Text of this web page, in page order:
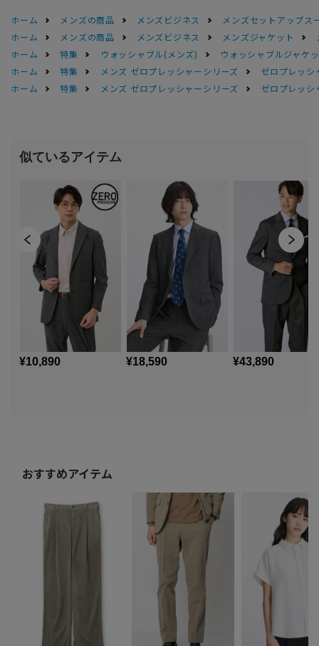
ホーム メンズの商品 メンズビジネス
メンズセットアップス
ホーム
メンズの商品 メンズビジネス メンズジャケット
ホーム
特集 ウォッシャブル(メンズ)
ウォッシャブルジャケ
ホーム
特集 メンズ ゼロプレッシャーシリーズ
ゼロプレッシ
ホーム
特集 メンズ ゼロプレッシャーシリーズ ゼロプレッシ